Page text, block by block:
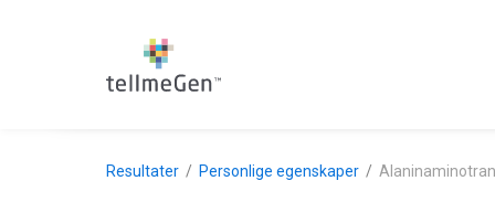
Resultater Personlige egenskaper